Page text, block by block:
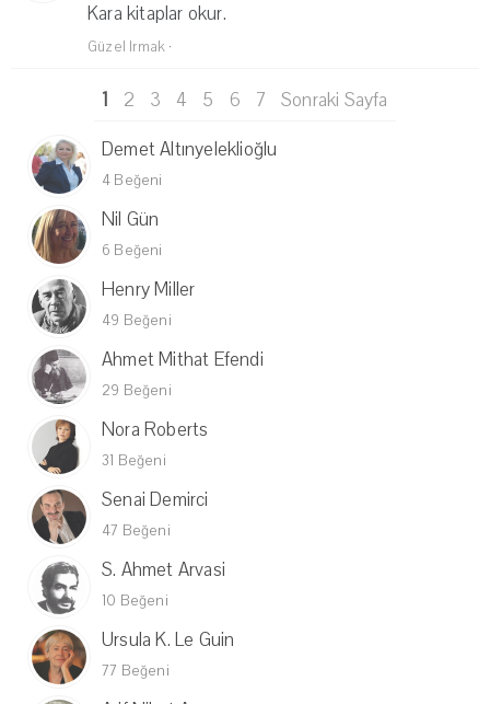
Kara kitaplar okur.
Güzel Irmak ·
1 2 3 4 5 6 7
Sonraki Sayfa
Demet Altınyeleklioğlu
4 Beğeni
Nil Gün
6 Beğeni
Henry Miller
49 Beğeni
Ahmet Mithat Efendi
29 Beğeni
Nora Roberts
31 Beğeni
Senai Demirci
47 Beğeni
S. Ahmet Arvasi
10 Beğeni
Ursula K. Le Guin
77 Beğeni